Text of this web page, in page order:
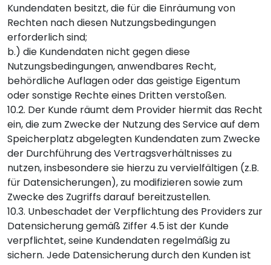
Kundendaten besitzt, die für die Einräumung von
Rechten nach diesen Nutzungsbedingungen
erforderlich sind;
b.) die Kundendaten nicht gegen diese
Nutzungsbedingungen, anwendbares Recht,
behördliche Auflagen oder das geistige Eigentum
oder sonstige Rechte eines Dritten verstoßen.
10.2. Der Kunde räumt dem Provider hiermit das Recht
ein, die zum Zwecke der Nutzung des Service auf dem
Speicherplatz abgelegten Kundendaten zum Zwecke
der Durchführung des Vertragsverhältnisses zu
nutzen, insbesondere sie hierzu zu vervielfältigen (z.B.
für Datensicherungen), zu modifizieren sowie zum
Zwecke des Zugriffs darauf bereitzustellen.
10.3. Unbeschadet der Verpflichtung des Providers zur
Datensicherung gemäß Ziffer 4.5 ist der Kunde
verpflichtet, seine Kundendaten regelmäßig zu
sichern. Jede Datensicherung durch den Kunden ist